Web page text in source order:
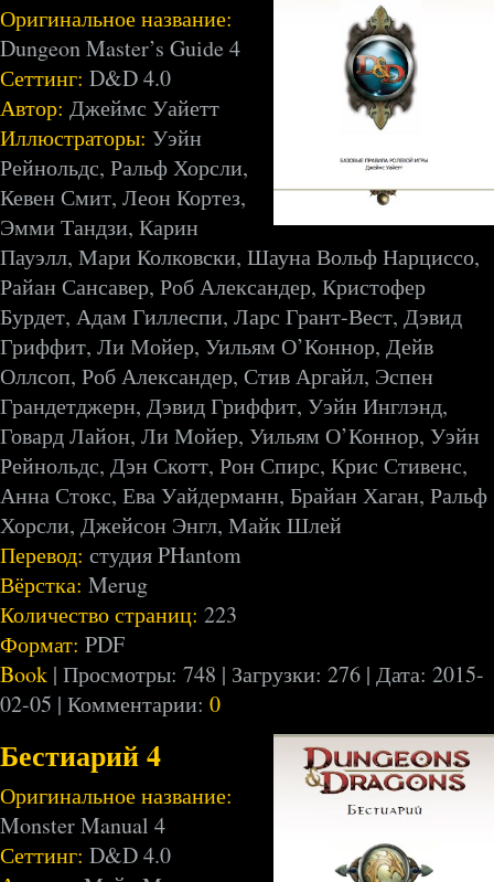
Оригинальное название:
Dungeon Master’s Guide 4
Сеттинг: D&D 4.0
Автор: Джеймс Уайетт
Иллюстраторы: Уэйн
Рейнольдс, Ральф Хорсли,
Кевен Смит, Леон Кортез,
Эмми Тандзи, Карин
Пауэлл, Мари Колковски, Шауна Вольф Нарциссо,
Райан Сансавер, Роб Александер, Кристофер
Бурдет, Адам Гиллеспи, Ларс Грант-Вест, Дэвид
Гриффит, Ли Мойер, Уильям О’Коннор, Дейв
Оллсоп, Роб Александер, Стив Аргайл, Эспен
Грандетджерн, Дэвид Гриффит, Уэйн Инглэнд,
Говард Лайон, Ли Мойер, Уильям О’Коннор, Уэйн
Рейнольдс, Дэн Скотт, Рон Спирс, Крис Стивенс,
Анна Стокс, Ева Уайдерманн, Брайан Хаган, Ральф
Хорсли, Джейсон Энгл, Майк Шлей
Перевод: студия PHantom
Вёрстка: Merug
Количество страниц: 223
Формат: PDF
Book | Просмотры: 748 | Загрузки: 276 | Дата: 2015-
02-05 | Комментарии: 0
Бестиарий 4
Оригинальное название:
Monster Manual 4
Сеттинг: D&D 4.0